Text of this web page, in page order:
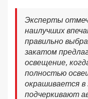
Эксперты
наилучших
правильно
закатом
освещение,
полностью
окрашивается
подчеркивают